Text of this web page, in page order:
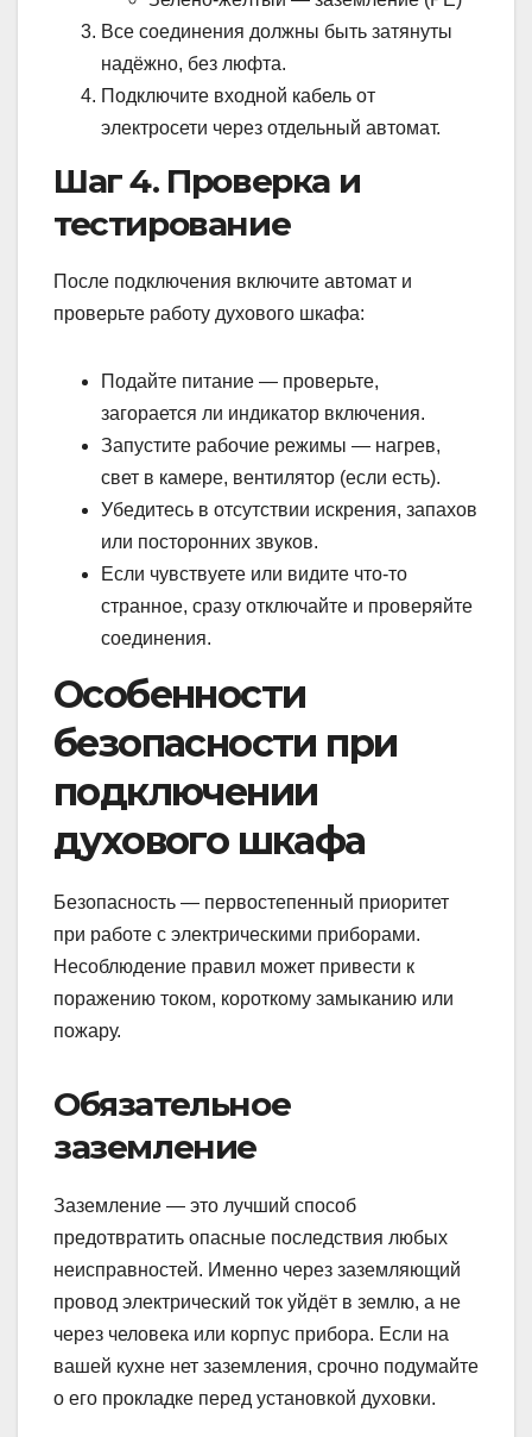
Все соединения должны быть затянуты
надёжно, без люфта.
Подключите входной кабель от
электросети через отдельный автомат.
Шаг 4. Проверка и
тестирование
После подключения включите автомат и
проверьте работу духового шкафа:
Подайте питание — проверьте,
загорается ли индикатор включения.
Запустите рабочие режимы — нагрев,
свет в камере, вентилятор (если есть).
Убедитесь в отсутствии искрения, запахов
или посторонних звуков.
Если чувствуете или видите что-то
странное, сразу отключайте и проверяйте
соединения.
Особенности
безопасности при
подключении
духового шкафа
Безопасность — первостепенный приоритет
при работе с электрическими приборами.
Несоблюдение правил может привести к
поражению током, короткому замыканию или
пожару.
Обязательное
заземление
Заземление — это лучший способ
предотвратить опасные последствия любых
неисправностей. Именно через заземляющий
провод электрический ток уйдёт в землю, а не
через человека или корпус прибора. Если на
вашей кухне нет заземления, срочно подумайте
о его прокладке перед установкой духовки.